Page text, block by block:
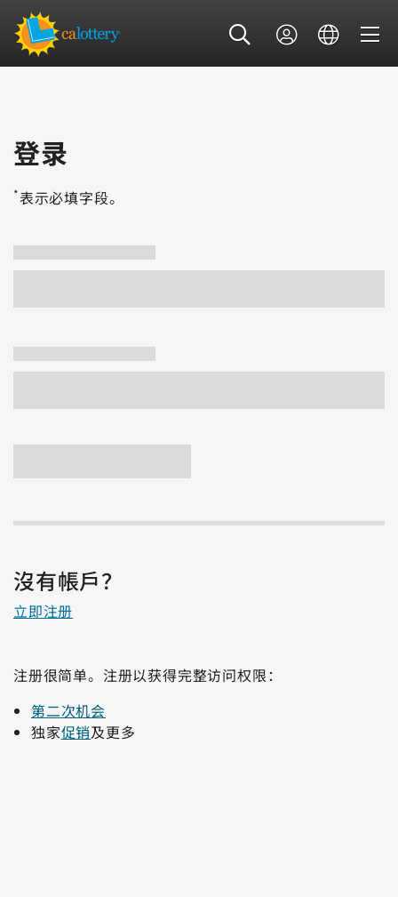
登录
*表示必填字段。
沒有帳戶？
立即注册
注册很简单。注册以获得完整访问权限：
第二次机会
独家促销及更多